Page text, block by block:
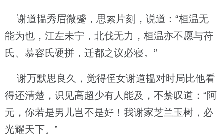
谢道韫秀眉微蹙，思索片刻，说道：“桓温无
能为也，江左未宁，北伐无力，桓温亦不愿与苻
氏、慕容氏硬拼，迁都之议必寝。”
谢万默思良久，觉得侄女谢道韫对时局比他看
得还清楚，识见高超少有人能及，不禁叹道：“阿
元，你若是男儿岂不是好！我谢家芝兰玉树，必
光耀天下。”